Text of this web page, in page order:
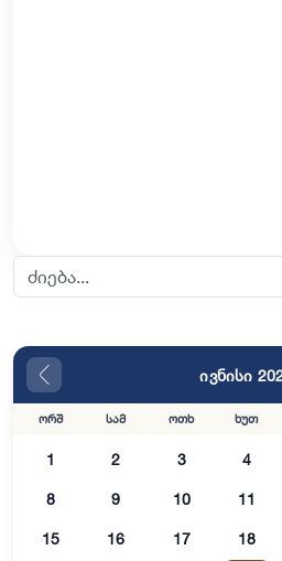
ივნისი
ორშ სამ ოთხ ხუთ
1 2 3 4
8 9 10 11
15 16 17 18